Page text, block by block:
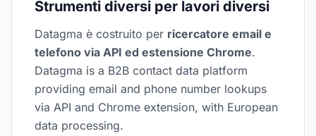
Strumenti diversi per lavori diversi
Datagma è costruito per ricercatore email e
telefono via API ed estensione Chrome.
Datagma is a B2B contact data platform
providing email and phone number lookups
via API and Chrome extension, with European
data processing.